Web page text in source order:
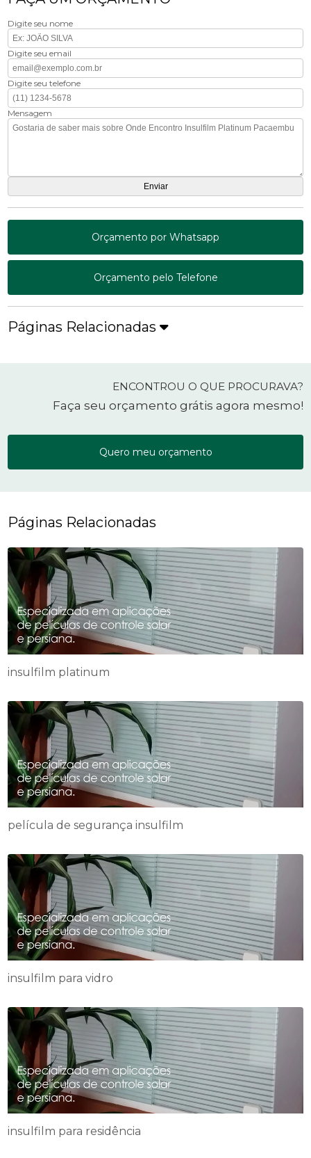
Digite seu nome
Digite seu email
Digite seu telefone
Mensagem
Orçamento por Whatsapp
Orçamento pelo Telefone
Páginas Relacionadas
ENCONTROU O QUE PROCURAVA?
Faça seu orçamento grátis agora mesmo!
Quero meu orçamento
Páginas Relacionadas
insulfilm platinum
película de segurança insulfilm
insulfilm para vidro
insulfilm para residência